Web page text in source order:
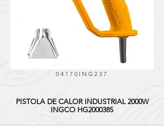
04170ING237
PISTOLA DE CALOR INDUSTRIAL 2000W
INGCO HG2000385